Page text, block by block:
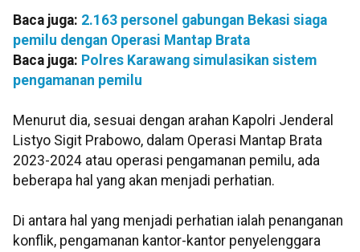
Baca juga: 2.163 personel gabungan Bekasi siaga
pemilu dengan Operasi Mantap Brata
Baca juga: Polres Karawang simulasikan sistem
pengamanan pemilu
Menurut dia, sesuai dengan arahan Kapolri Jenderal
Listyo Sigit Prabowo, dalam Operasi Mantap Brata
2023-2024 atau operasi pengamanan pemilu, ada
beberapa hal yang akan menjadi perhatian.
Di antara hal yang menjadi perhatian ialah penanganan
konflik, pengamanan kantor-kantor penyelenggara